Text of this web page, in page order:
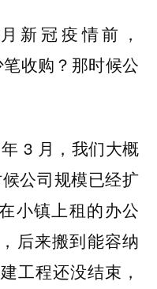
新冠疫情前，
收购？那时候公
3 月，我们大概
公司规模已经扩
小镇上租的办公
后来搬到能容纳
工程还没结束，